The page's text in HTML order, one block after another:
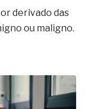
derivado das
ou maligno.